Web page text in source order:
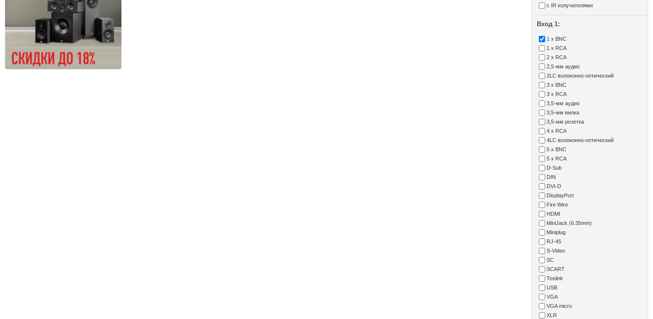
с IR излучателями
Вход 1:
1 x BNC
1 x RCA
2 x RCA
2,5-мм аудио
2LC волоконно-оптический
3 x BNC
3 x RCA
3,5-мм аудио
3,5-мм вилка
3,5-мм розетка
4 x RCA
4LC волоконно-оптический
5 x BNC
5 x RCA
D-Sub
DIN
DVI-D
DisplayPort
Fire Wire
HDMI
MiniJack (6.35mm)
Miniplug
RJ-45
S-Video
SC
SCART
Toslink
USB
VGA
VGA micro
XLR